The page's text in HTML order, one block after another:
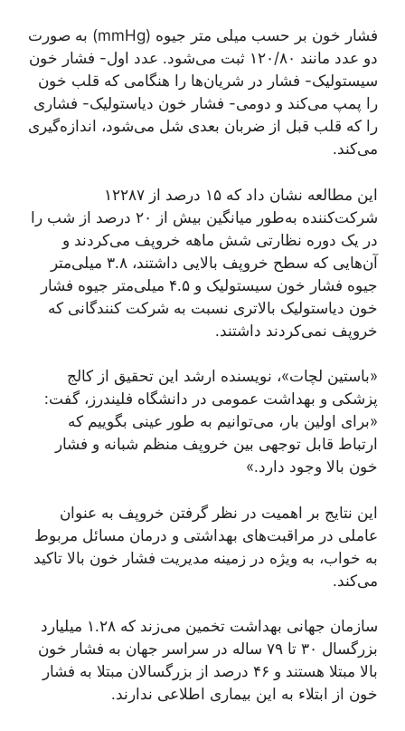
فشار خون بر حسب میلی متر جیوه (mmHg) به صورت
دو عدد مانند ۱۲۰/۸۰ ثبت می‌شود. عدد اول- فشار خون
سیستولیک- فشار در شریان‌ها را هنگامی که قلب خون
را پمپ می‌کند و دومی- فشار خون دیاستولیک- فشاری
را که قلب قبل از ضربان بعدی شل می‌شود، اندازه‌گیری
می‌کند.
این مطالعه نشان داد که ۱۵ درصد از ۱۲۲۸۷
شرکت‌کننده به‌طور میانگین بیش از ۲۰ درصد از شب را
در یک دوره نظارتی شش ماهه خروپف می‌کردند و
آن‌هایی که سطح خروپف بالایی داشتند، ۳.۸ میلی‌متر
جیوه فشار خون سیستولیک و ۴.۵ میلی‌متر جیوه فشار
خون دیاستولیک بالاتری نسبت به شرکت کنندگانی که
خروپف نمی‌کردند داشتند.
«باستین لچات»، نویسنده ارشد این تحقیق از کالج
پزشکی و بهداشت عمومی در دانشگاه فلیندرز، گفت:
«برای اولین بار، می‌توانیم به طور عینی بگوییم که
ارتباط قابل توجهی بین خروپف منظم شبانه و فشار
خون بالا وجود دارد.»
این نتایج بر اهمیت در نظر گرفتن خروپف به عنوان
عاملی در مراقبت‌های بهداشتی و درمان مسائل مربوط
به خواب، به ویژه در زمینه مدیریت فشار خون بالا تاکید
می‌کند.
سازمان جهانی بهداشت تخمین می‌زند که ۱.۲۸ میلیارد
بزرگسال ۳۰ تا ۷۹ ساله در سراسر جهان به فشار خون
بالا مبتلا هستند و ۴۶ درصد از بزرگسالان مبتلا به فشار
خون از ابتلاء به این بیماری اطلاعی ندارند.